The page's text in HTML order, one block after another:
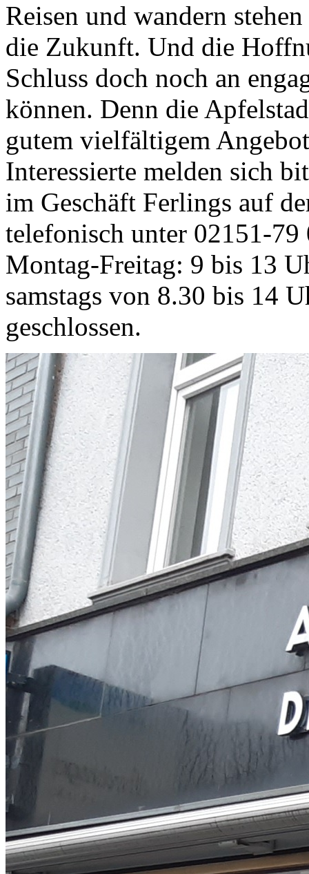
Reisen und wandern
die Zukunft. Und die
Schluss doch noch an
können. Denn die
gutem vielfältigem
Interessierte melden sich
im Geschäft Ferlings auf
telefonisch unter 02151-
Montag-Freitag: 9 bis 13
samstags von 8.30 bis 14
geschlossen.